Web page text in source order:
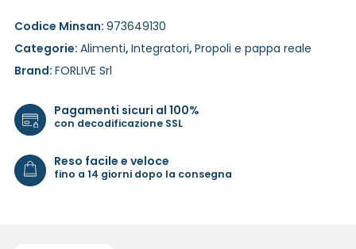
Codice Minsan: 973649130
Categorie: Alimenti, Integratori, Propoli e pappa reale
Brand: FORLIVE Srl
Pagamenti sicuri al 100%
con decodificazione SSL
Reso facile e veloce
fino a 14 giorni dopo la consegna